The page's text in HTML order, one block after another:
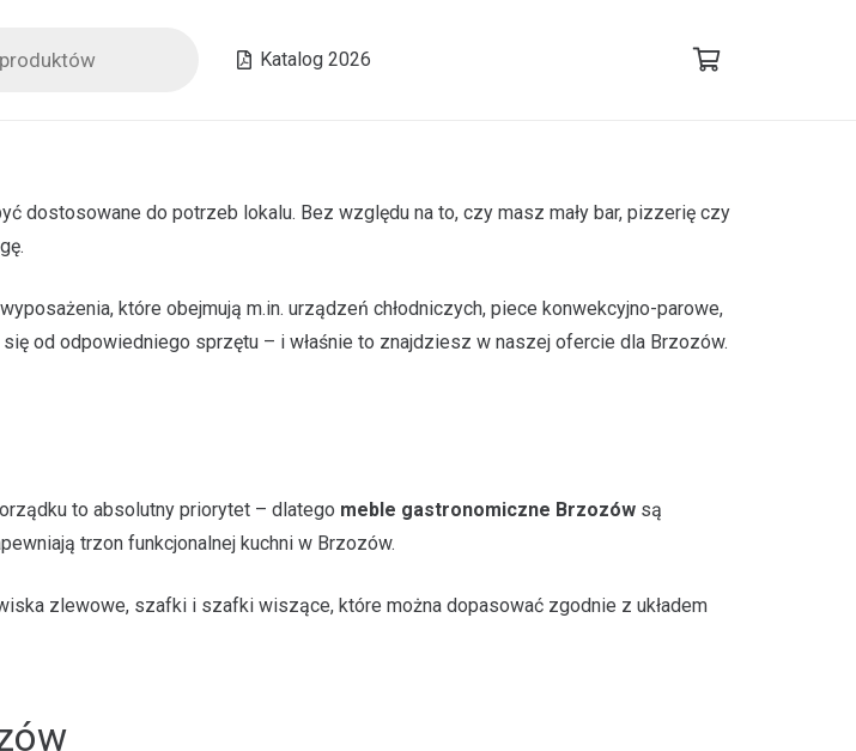
Katalog 2026
do potrzeb lokalu. Bez względu na to, czy masz mały bar, pizzerię czy
które obejmują m.in. urządzeń chłodniczych, piece konwekcyjno-parowe,
od odpowiedniego sprzętu – i właśnie to znajdziesz w naszej ofercie dla Brzozów.
to absolutny priorytet – dlatego meble gastronomiczne Brzozów są
trzon funkcjonalnej kuchni w Brzozów.
zlewowe, szafki i szafki wiszące, które można dopasować zgodnie z układem